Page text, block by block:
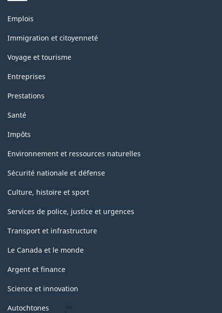
Thèmes
sujets
Emplois
Immigration et citoyenneté
Voyage et tourisme
Entreprises
Prestations
Santé
Impôts
Environnement et ressources naturelles
Sécurité nationale et défense
Culture, histoire et sport
Services de police, justice et urgences
Transport et infrastructure
Le Canada et le monde
Argent et finance
Science et innovation
Autochtones